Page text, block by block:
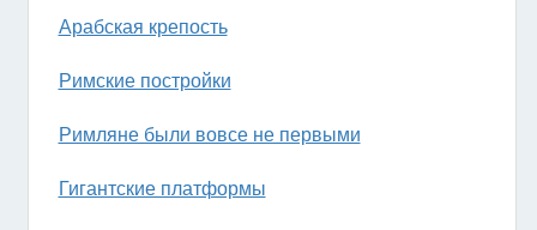
Арабская крепость
Римские постройки
Римляне были вовсе не первыми
Гигантские платформы